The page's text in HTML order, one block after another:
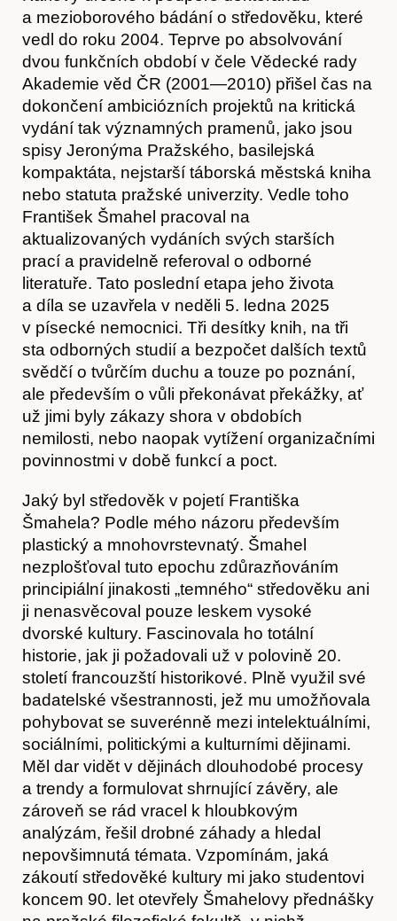
Časopis
Hostcast
Akce
a mezioborového bádání o středověku, které
vedl do roku 2004. Teprve po absolvování
dvou funkčních období v čele Vědecké rady
Akademie věd ČR (2001—2010) přišel čas na
dokončení ambiciózních projektů na kritická
vydání tak významných pramenů, jako jsou
spisy Jeronýma Pražského, basilejská
kompaktáta, nejstarší táborská městská kniha
nebo statuta pražské univerzity. Vedle toho
František Šmahel pracoval na
aktualizovaných vydáních svých starších
prací a pravidelně referoval o odborné
literatuře. Tato poslední etapa jeho života
a díla se uzavřela v neděli 5. ledna 2025
v písecké nemocnici. Tři desítky knih, na tři
sta odborných studií a bezpočet dalších textů
svědčí o tvůrčím duchu a touze po poznání,
ale především o vůli překonávat překážky, ať
už jimi byly zákazy shora v obdobích
nemilosti, nebo naopak vytížení organizačními
povinnostmi v době funkcí a poct.
Jaký byl středověk v pojetí Františka
Šmahela? Podle mého názoru především
plastický a mnohovrstevnatý. Šmahel
nezplošťoval tuto epochu zdůrazňováním
principiální jinakosti „temného“ středověku ani
ji nenasvěcoval pouze leskem vysoké
dvorské kultury. Fascinovala ho totální
historie, jak ji požadovali už v polovině 20.
století francouzští historikové. Plně využil své
badatelské všestrannosti, jež mu umožňovala
pohybovat se suverénně mezi intelektuálními,
sociálními, politickými a kulturními dějinami.
Měl dar vidět v dějinách dlouhodobé procesy
a trendy a formulovat shrnující závěry, ale
zároveň se rád vracel k hloubkovým
analýzám, řešil drobné záhady a hledal
nepovšimnutá témata. Vzpomínám, jaká
zákoutí středověké kultury mi jako studentovi
koncem 90. let otevřely Šmahelovy přednášky